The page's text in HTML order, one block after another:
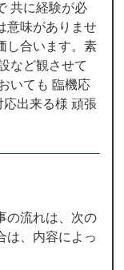
共に経験が必
意味がありませ
し合います。素
など観させて
いても 臨機応
出来る様 頑張
の流れは、次の
は、内容によっ